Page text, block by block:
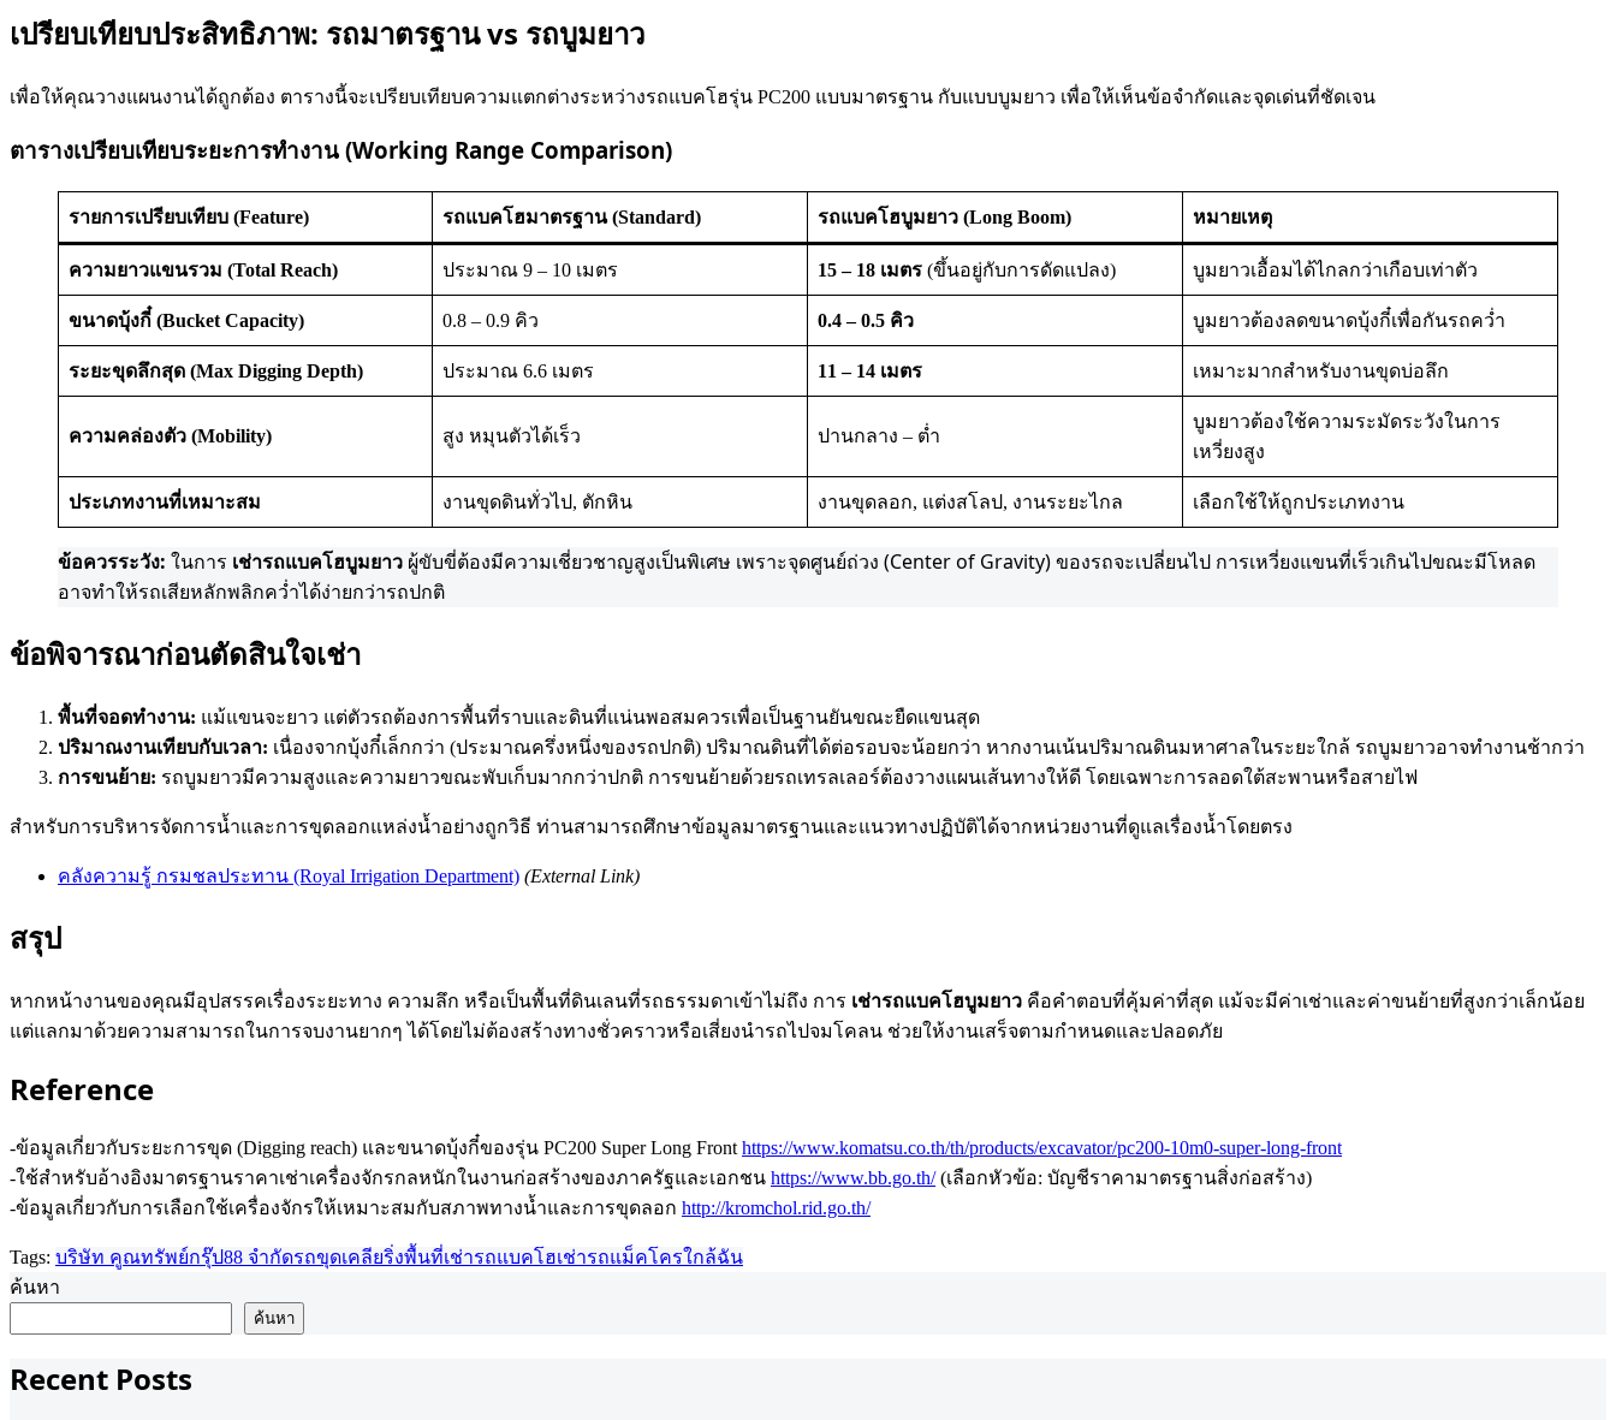
เปรียบเทียบประสิทธิภาพ: รถมาตรฐาน vs รถบูมยาว
เพื่อให้คุณวางแผนงานได้ถูกต้อง ตารางนี้จะเปรียบเทียบความแตกต่างระหว่างรถแบคโฮรุ่น PC200 แบบมาตรฐาน กับแบบบูมยาว เพื่อให้เห็นข้อจำกัดและจุดเด่นที่ชัดเจน
ตารางเปรียบเทียบระยะการทำงาน (Working Range Comparison)
รายการเปรียบเทียบ (Feature) รถแบคโฮมาตรฐาน (Standard) รถแบคโฮบูมยาว (Long Boom) หมายเหตุ
ความยาวแขนรวม (Total Reach) ประมาณ 9 – 10 เมตร 15 – 18 เมตร (ขึ้นอยู่กับการดัดแปลง) บูมยาวเอื้อมได้ไกลกว่าเกือบเท่าตัว
ขนาดบุ้งกี๋ (Bucket Capacity) 0.8 – 0.9 คิว 0.4 – 0.5 คิว บูมยาวต้องลดขนาดบุ้งกี๋เพื่อกันรถคว่ำ
ระยะขุดลึกสุด (Max Digging Depth) ประมาณ 6.6 เมตร 11 – 14 เมตร เหมาะมากสำหรับงานขุดบ่อลึก
ความคล่องตัว (Mobility) สูง หมุนตัวได้เร็ว ปานกลาง – ต่ำ
บูมยาวต้องใช้ความระมัดระวังในการ
เหวี่ยงสูง
ประเภทงานที่เหมาะสม งานขุดดินทั่วไป, ตักหิน งานขุดลอก, แต่งสโลป, งานระยะไกล เลือกใช้ให้ถูกประเภทงาน
ข้อควรระวัง: ในการ เช่ารถแบคโฮบูมยาว ผู้ขับขี่ต้องมีความเชี่ยวชาญสูงเป็นพิเศษ เพราะจุดศูนย์ถ่วง (Center of Gravity) ของรถจะเปลี่ยนไป การเหวี่ยงแขนที่เร็วเกินไปขณะมีโหลด
อาจทำให้รถเสียหลักพลิกคว่ำได้ง่ายกว่ารถปกติ
ข้อพิจารณาก่อนตัดสินใจเช่า
พื้นที่จอดทำงาน: แม้แขนจะยาว แต่ตัวรถต้องการพื้นที่ราบและดินที่แน่นพอสมควรเพื่อเป็นฐานยันขณะยืดแขนสุด
ปริมาณงานเทียบกับเวลา: เนื่องจากบุ้งกี๋เล็กกว่า (ประมาณครึ่งหนึ่งของรถปกติ) ปริมาณดินที่ได้ต่อรอบจะน้อยกว่า หากงานเน้นปริมาณดินมหาศาลในระยะใกล้ รถบูมยาวอาจทำงานช้ากว่า
การขนย้าย: รถบูมยาวมีความสูงและความยาวขณะพับเก็บมากกว่าปกติ การขนย้ายด้วยรถเทรลเลอร์ต้องวางแผนเส้นทางให้ดี โดยเฉพาะการลอดใต้สะพานหรือสายไฟ
สำหรับการบริหารจัดการน้ำและการขุดลอกแหล่งน้ำอย่างถูกวิธี ท่านสามารถศึกษาข้อมูลมาตรฐานและแนวทางปฏิบัติได้จากหน่วยงานที่ดูแลเรื่องน้ำโดยตรง
คลังความรู้ กรมชลประทาน (Royal Irrigation Department) (External Link)
สรุป
หากหน้างานของคุณมีอุปสรรคเรื่องระยะทาง ความลึก หรือเป็นพื้นที่ดินเลนที่รถธรรมดาเข้าไม่ถึง การ เช่ารถแบคโฮบูมยาว คือคำตอบที่คุ้มค่าที่สุด แม้จะมีค่าเช่าและค่าขนย้ายที่สูงกว่าเล็กน้อย
แต่แลกมาด้วยความสามารถในการจบงานยากๆ ได้โดยไม่ต้องสร้างทางชั่วคราวหรือเสี่ยงนำรถไปจมโคลน ช่วยให้งานเสร็จตามกำหนดและปลอดภัย
Reference
-ข้อมูลเกี่ยวกับระยะการขุด (Digging reach) และขนาดบุ้งกี๋ของรุ่น PC200 Super Long Front https://www.komatsu.co.th/th/products/excavator/pc200-10m0-super-long-front
-ใช้สำหรับอ้างอิงมาตรฐานราคาเช่าเครื่องจักรกลหนักในงานก่อสร้างของภาครัฐและเอกชน https://www.bb.go.th/(เลือกหัวข้อ: บัญชีราคามาตรฐานสิ่งก่อสร้าง)
-ข้อมูลเกี่ยวกับการเลือกใช้เครื่องจักรให้เหมาะสมกับสภาพทางน้ำและการขุดลอก http://kromchol.rid.go.th/
Tags: บริษัท คูณทรัพย์กรุ๊ป88 จำกัดรถขุดเคลียริ่งพื้นที่เช่ารถแบคโฮเช่ารถแม็คโครใกล้ฉัน
ค้นหา
ค้นหา
Recent Posts